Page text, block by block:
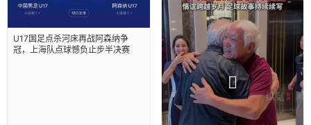
U17国足点杀河床再战阿森纳争
冠，上海队点球憾负止步半决赛